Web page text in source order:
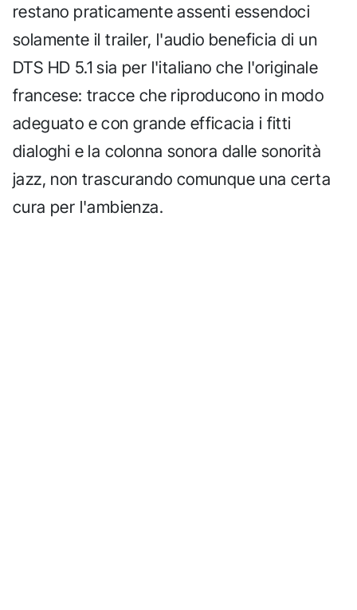
restano praticamente assenti essendoci
solamente il trailer, l'audio beneficia di un
DTS HD 5.1 sia per l'italiano che l'originale
francese: tracce che riproducono in modo
adeguato e con grande efficacia i fitti
dialoghi e la colonna sonora dalle sonorità
jazz, non trascurando comunque una certa
cura per l'ambienza.